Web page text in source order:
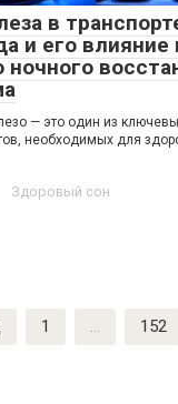
в
и его влияние
ночного
— это один из
необходимых для
Здоровый сон
1 … 152